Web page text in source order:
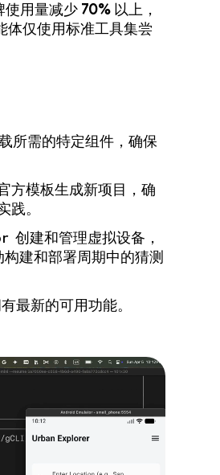
使用量减少 70% 以上，
体仅使用标准工具集尝
所需的特定组件，确保
方模板生成新项目，确
。
创建和管理虚拟设备，
建和部署周期中的猜测
最新的可用功能。